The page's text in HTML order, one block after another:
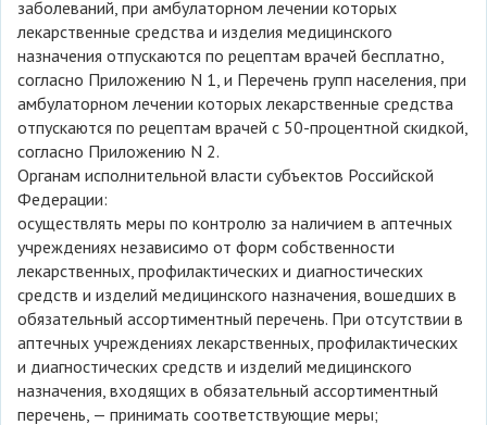
заболеваний, при амбулаторном лечении которых
лекарственные средства и изделия медицинского
назначения отпускаются по рецептам врачей бесплатно,
согласно Приложению N 1, и Перечень групп населения, при
амбулаторном лечении которых лекарственные средства
отпускаются по рецептам врачей с 50-процентной скидкой,
согласно Приложению N 2.
Органам исполнительной власти субъектов Российской
Федерации:
осуществлять меры по контролю за наличием в аптечных
учреждениях независимо от форм собственности
лекарственных, профилактических и диагностических
средств и изделий медицинского назначения, вошедших в
обязательный ассортиментный перечень. При отсутствии в
аптечных учреждениях лекарственных, профилактических
и диагностических средств и изделий медицинского
назначения, входящих в обязательный ассортиментный
перечень, — принимать соответствующие меры;